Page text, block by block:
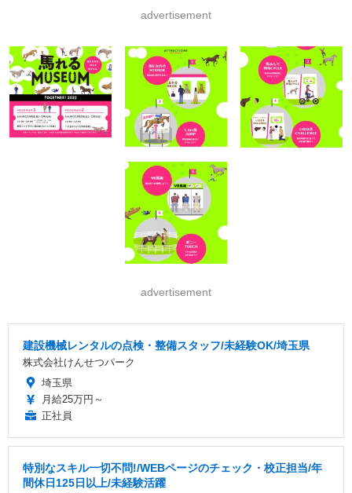
advertisement
advertisement
建設機械レンタルの点検・整備スタッフ/未経験OK/埼玉県
株式会社けんせつパーク
埼玉県
月給25万円～
正社員
特別なスキル一切不問!/WEBページのチェック・校正担当/年
間休日125日以上/未経験活躍